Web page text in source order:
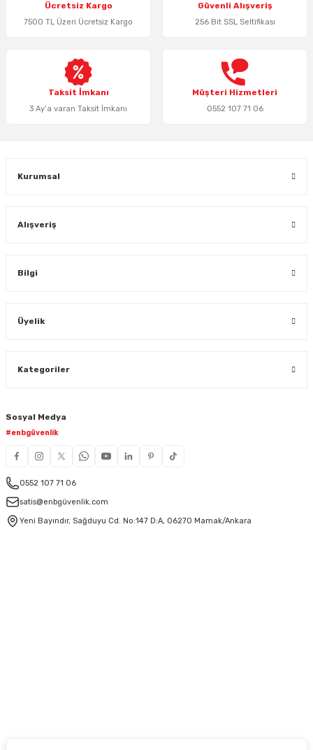
Ürün açıklamasında eksik bilgiler bulunuyor.
Ürün bilgilerinde hatalar bulunuyor.
Bu ürüne benzer farklı alternatifler olmalı.
Ücretsiz Kargo
7500 TL Üzeri Ücretsiz Kargo
Güvenli Alışveriş
256 Bit SSL Seltifikası
Taksit İmkanı
3 Ay’a varan Taksit İmkanı
Müşteri Hizmetleri
0552 107 71 06
Kurumsal
Alışveriş
Bilgi
Üyelik
Kategoriler
Sosyal Medya
#enbgüvenlik
0552 107 71 06
satis@enbgüvenlik.com
Yeni Bayındır, Sağduyu Cd. No:147 D:A, 06270 Mamak/Ankara